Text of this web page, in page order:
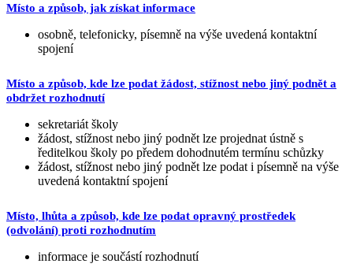
Místo a způsob, jak získat informace
osobně, telefonicky, písemně na výše uvedená kontaktní
spojení
Místo a způsob, kde lze podat žádost, stížnost nebo jiný podnět a
obdržet rozhodnutí
sekretariát školy
žádost, stížnost nebo jiný podnět lze projednat ústně s
ředitelkou školy po předem dohodnutém termínu schůzky
žádost, stížnost nebo jiný podnět lze podat i písemně na výše
uvedená kontaktní spojení
Místo, lhůta a způsob, kde lze podat opravný prostředek
(odvolání) proti rozhodnutím
informace je součástí rozhodnutí